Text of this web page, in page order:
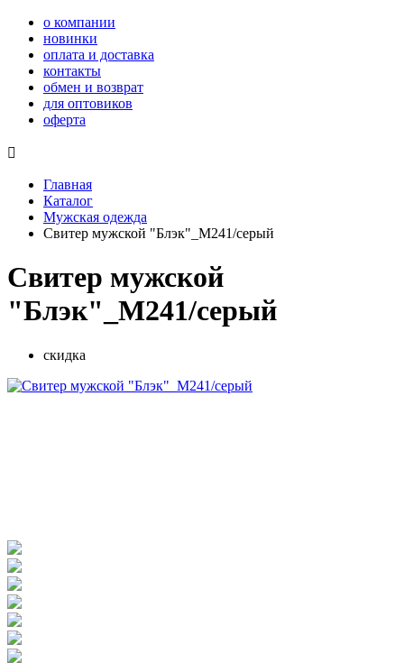
о компании
новинки
оплата и доставка
контакты
обмен и возврат
для оптовиков
оферта

Главная
Каталог
Мужская одежда
Свитер мужской "Блэк"_М241/серый
Свитер мужской
"Блэк"_М241/серый
скидка